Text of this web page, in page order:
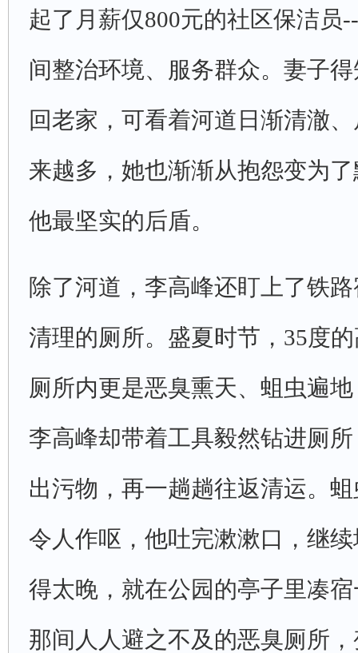
起了月薪仅800元的社区保洁员
间整治环境、服务群众。妻子
回老家，可看着河道日渐清澈
来越多，她也渐渐从抱怨变为
他最坚实的后盾。
除了河道，李高峰还盯上了铁
清理的厕所。盛夏时节，35度
厕所内更是恶臭熏天、蛆虫遍
李高峰却带着工具毅然钻进厕
出污物，再一趟趟往返清运。
令人作呕，他吐完漱漱口，继
得太晚，就在公园的亭子里凑
那间人人避之不及的恶臭厕所